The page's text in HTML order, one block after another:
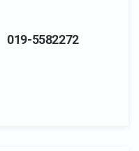
019-5582272